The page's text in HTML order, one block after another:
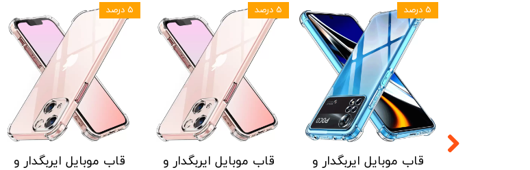
قاب موبایل ایربگدار و
۵ درصد
قاب موبایل ایربگدار و
قاب موبایل ایربگدار و
۵ درصد